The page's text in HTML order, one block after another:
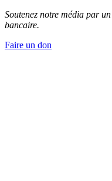
Soutenez notre média par
bancaire.
Faire un don